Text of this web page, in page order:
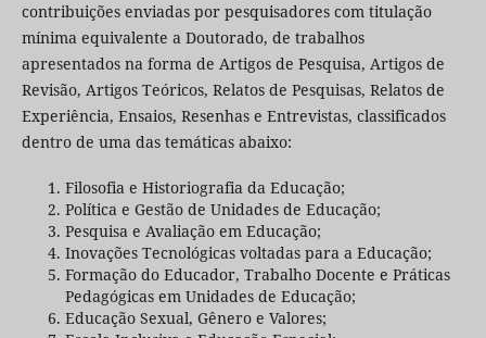
contribuições enviadas por pesquisadores com titulação
mínima equivalente a Doutorado, de trabalhos
apresentados na forma de Artigos de Pesquisa, Artigos de
Revisão, Artigos Teóricos, Relatos de Pesquisas, Relatos de
Experiência, Ensaios, Resenhas e Entrevistas, classificados
dentro de uma das temáticas abaixo:
Filosofia e Historiografia da Educação;
Política e Gestão de Unidades de Educação;
Pesquisa e Avaliação em Educação;
Inovações Tecnológicas voltadas para a Educação;
Formação do Educador, Trabalho Docente e Práticas
Pedagógicas em Unidades de Educação;
Educação Sexual, Gênero e Valores;